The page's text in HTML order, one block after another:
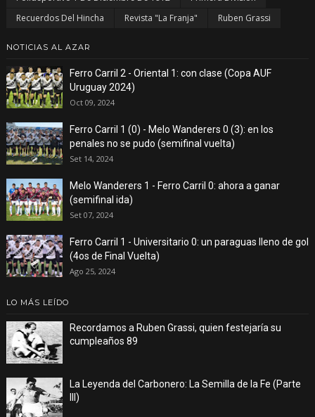
Recuerdos Del Hincha
Revista "La Franja" Ruben Grassi
NOTICIAS AL AZAR
Ferro Carril 2 - Oriental 1: con clase (Copa AUF
Uruguay 2024)
Oct 09, 2024
Ferro Carril 1 (0) - Melo Wanderers 0 (3): en los
penales no se pudo (semifinal vuelta)
Set 14, 2024
Melo Wanderers 1 - Ferro Carril 0: ahora a ganar
(semifinal ida)
Set 07, 2024
Ferro Carril 1 - Universitario 0: un paraguas lleno de gol
(4os de Final Vuelta)
Ago 25, 2024
LO MÁS LEÍDO
Recordamos a Ruben Grassi, quien festejaría su
cumpleaños 89
La Leyenda del Carbonero: La Semilla de la Fe (Parte
III)